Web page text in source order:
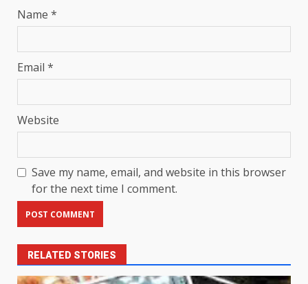
Name *
Email *
Website
Save my name, email, and website in this browser
for the next time I comment.
RELATED STORIES